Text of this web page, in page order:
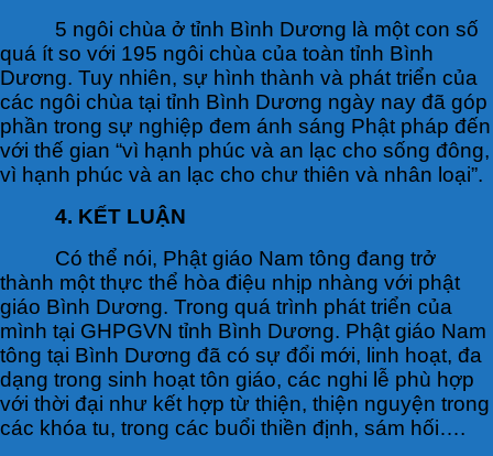
5 ngôi chùa ở tỉnh Bình Dương là một con số
quá ít so với 195 ngôi chùa của toàn tỉnh Bình
Dương. Tuy nhiên, sự hình thành và phát triển của
các ngôi chùa tại tỉnh Bình Dương ngày nay đã góp
phần trong sự nghiệp đem ánh sáng Phật pháp đến
với thế gian “vì hạnh phúc và an lạc cho sống đông,
vì hạnh phúc và an lạc cho chư thiên và nhân loại”.
4. KẾT LUẬN
Có thể nói, Phật giáo Nam tông đang trở
thành một thực thể hòa điệu nhịp nhàng với phật
giáo Bình Dương. Trong quá trình phát triển của
mình tại GHPGVN tỉnh Bình Dương. Phật giáo Nam
tông tại Bình Dương đã có sự đổi mới, linh hoạt, đa
dạng trong sinh hoạt tôn giáo, các nghi lễ phù hợp
với thời đại như kết hợp từ thiện, thiện nguyện trong
các khóa tu, trong các buổi thiền định, sám hối….